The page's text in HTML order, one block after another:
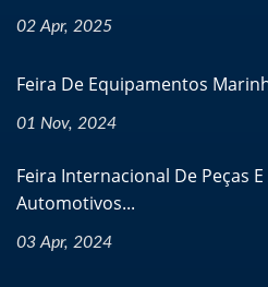
02 Apr, 2025
Feira De Equipamentos
01 Nov, 2024
Feira Internacional De Peças
Automotivos...
03 Apr, 2024